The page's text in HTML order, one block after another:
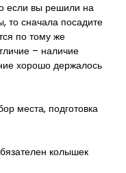
если вы решили на
то сначала посадите
по тому же
– наличие
хорошо держалось
колышек